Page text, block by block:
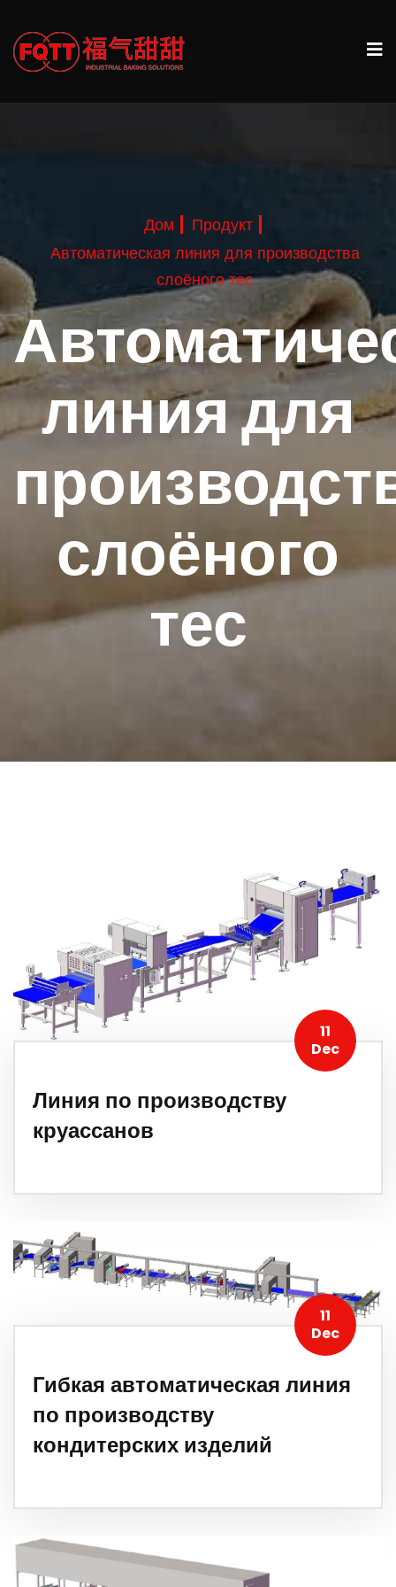
Дом
Продукт
Автоматическая линия для производства
слоёного тес
линия для
слоёного
тес
11
Dec
Линия по производству
круассанов
11
Dec
Гибкая автоматическая линия
по производству
кондитерских изделий